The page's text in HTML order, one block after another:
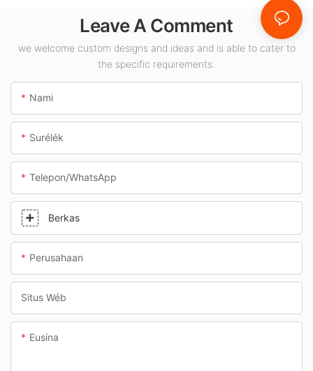
ruangan sapertos
pom bensin sareng
jalan bawah tanah.
Leave A Comment
we welcome custom designs and ideas and is able to cater to
the specific requirements.
Nami
Surélék
Telepon/whatsApp
Berkas
Perusahaan
Situs Wéb
Eusina